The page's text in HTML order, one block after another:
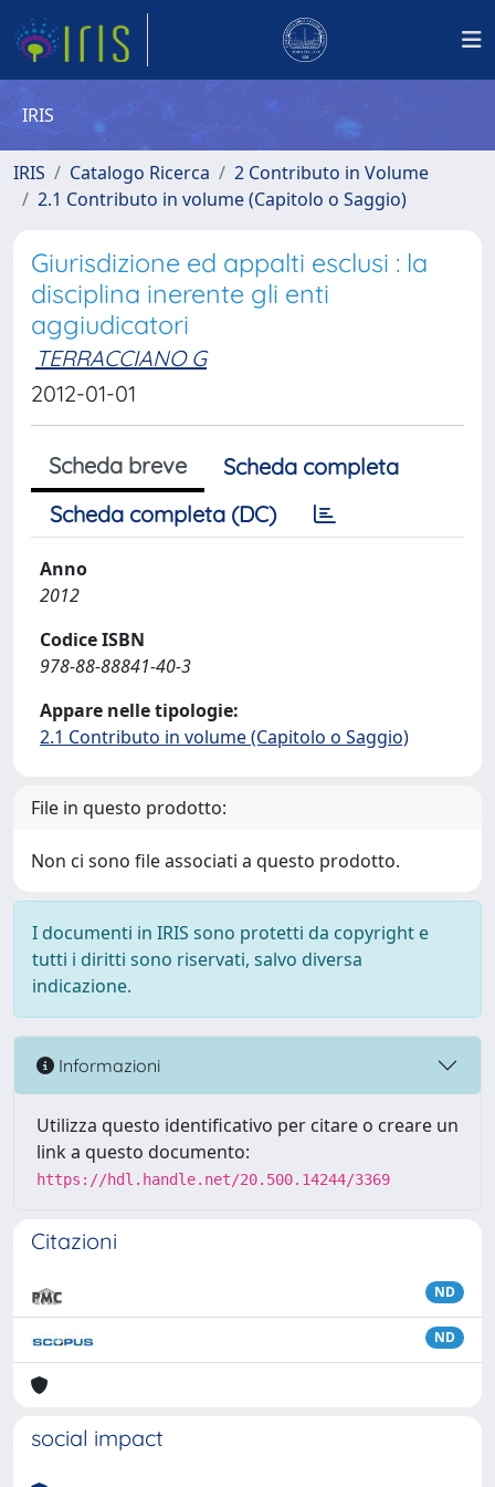
IRIS
IRIS Catalogo Ricerca
2 Contributo in Volume
2.1 Contributo in volume (Capitolo o Saggio)
Giurisdizione ed appalti esclusi : la
disciplina inerente gli enti
aggiudicatori
TERRACCIANO G
2012-01-01
Scheda breve
Scheda completa
Scheda completa (DC)
Anno
2012
Codice ISBN
978-88-88841-40-3
Appare nelle tipologie:
2.1 Contributo in volume (Capitolo o Saggio)
File in questo prodotto:
Non ci sono file associati a questo prodotto.
I documenti in IRIS sono protetti da copyright e
tutti i diritti sono riservati, salvo diversa
indicazione.
Informazioni
Utilizza questo identificativo per citare o creare un
link a questo documento:
https://hdl.handle.net/20.500.14244/3369
Citazioni
ND
ND
social impact